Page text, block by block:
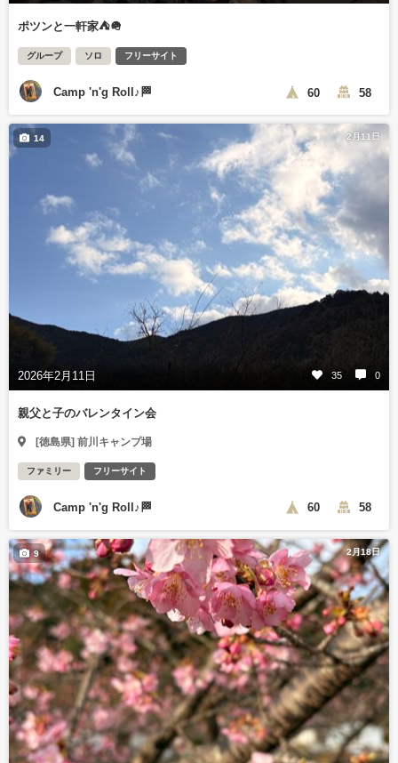
ポツンと一軒家⛺️🪖
グループ ソロ フリーサイト
Camp 'n'g Roll♪🏁 60 58
2月11日
2026年2月11日 35 0
14
親父と子のバレンタイン会
[徳島県] 前川キャンプ場
ファミリー フリーサイト
Camp 'n'g Roll♪🏁 60 58
2月18日
9